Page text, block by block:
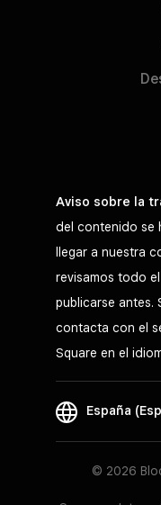
Aviso sobre la
del contenido se
llegar a nuestra
revisamos todo
publicarse antes.
contacta con el
Square en el
España
© 2026